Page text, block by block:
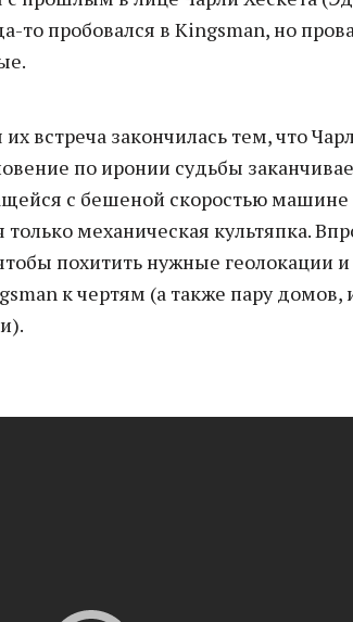
то пробовался в Kingsman, но
встреча закончилась тем, что
по иронии судьбы
с бешеной скоростью машине
только механическая культяпка.
похитить нужные геолокации
к чертям (а также пару домов,